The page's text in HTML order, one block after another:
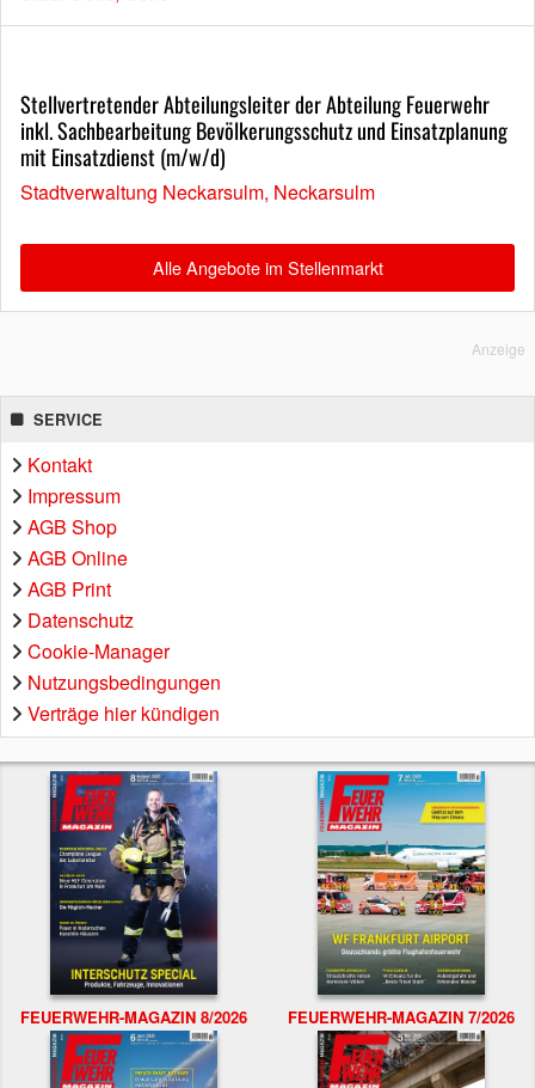
Stellvertretender Abteilungsleiter der Abteilung Feuerwehr
inkl. Sachbearbeitung Bevölkerungsschutz und Einsatzplanung
mit Einsatzdienst (m/w/d)
Stadtverwaltung Neckarsulm, Neckarsulm
Alle Angebote im Stellenmarkt
Anzeige
SERVICE
Kontakt
Impressum
AGB Shop
AGB Online
AGB Print
Datenschutz
Cookie-Manager
Nutzungsbedingungen
Verträge hier kündigen
FEUERWEHR-MAGAZIN 8/2026 FEUERWEHR-MAGAZIN 7/2026